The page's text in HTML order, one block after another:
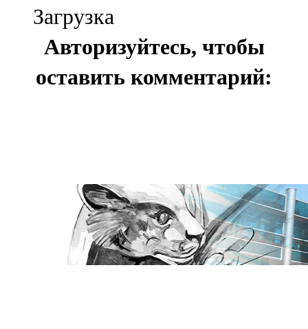
Загрузка
Авторизуйтесь, чтобы
оставить комментарий: